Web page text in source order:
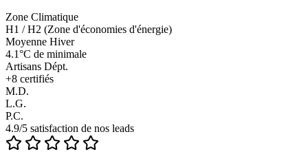
Zone Climatique
H1 / H2 (Zone d'économies d'énergie)
Moyenne Hiver
4.1°C de minimale
Artisans Dépt.
+8 certifiés
M.D.
L.G.
P.C.
4.9/5 satisfaction de nos leads